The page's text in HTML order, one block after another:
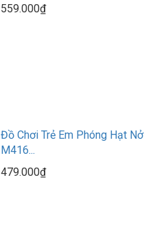
559.000₫
Đồ Chơi Trẻ Em Phóng Hạt Nở
M416...
479.000₫